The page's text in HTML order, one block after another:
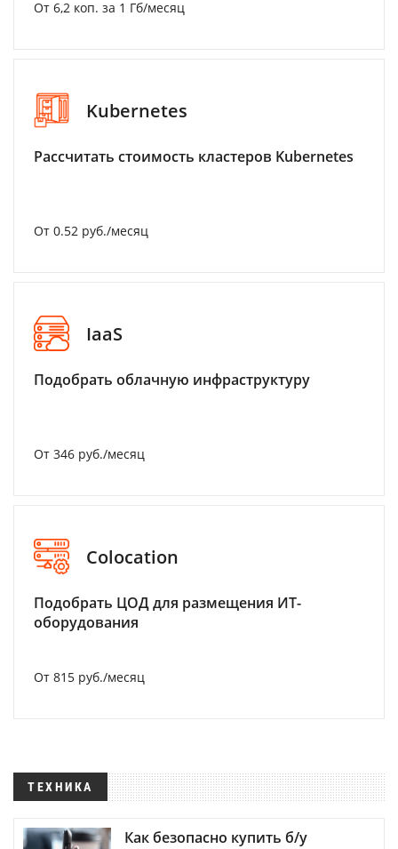
От 6,2 коп. за 1 Гб/месяц
Kubernetes
Рассчитать стоимость кластеров Kubernetes
От 0.52 руб./месяц
IaaS
Подобрать облачную инфраструктуру
От 346 руб./месяц
Colocation
Подобрать ЦОД для размещения ИТ-
оборудования
От 815 руб./месяц
ТЕХНИКА
Как безопасно купить б/у